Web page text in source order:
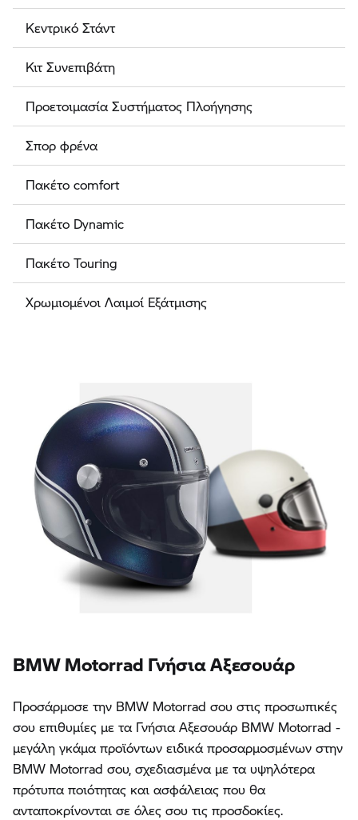
Κεντρικό Στάντ
Κιτ Συνεπιβάτη
Προετοιμασία Συστήματος Πλοήγησης
Σπορ φρένα
Πακέτο comfort
Πακέτο Dynamic
Πακέτο Touring
Χρωμιομένοι Λαιμοί Εξάτμισης
BMW Motorrad Γνήσια Αξεσουάρ
Προσάρμοσε την BMW Motorrad σου στις προσωπικές
σου επιθυμίες με τα Γνήσια Αξεσουάρ BMW Motorrad -
μεγάλη γκάμα προϊόντων ειδικά προσαρμοσμένων στην
BMW Motorrad σου, σχεδιασμένα με τα υψηλότερα
πρότυπα ποιότητας και ασφάλειας που θα
ανταποκρίνονται σε όλες σου τις προσδοκίες.